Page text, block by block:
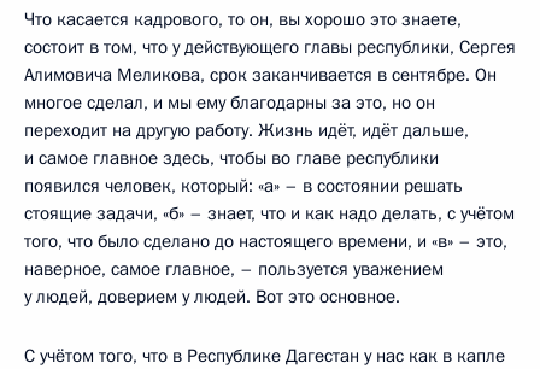
Что касается кадрового, то он, вы хорошо это знаете,
состоит в том, что у действующего главы республики, Сергея
Алимовича Меликова, срок заканчивается в сентябре. Он
многое сделал, и мы ему благодарны за это, но он
переходит на другую работу. Жизнь идёт, идёт дальше,
и самое главное здесь, чтобы во главе республики
появился человек, который: «а» – в состоянии решать
стоящие задачи, «б» – знает, что и как надо делать, с учётом
того, что было сделано до настоящего времени, и «в» – это,
наверное, самое главное, – пользуется уважением
у людей, доверием у людей. Вот это основное.
С учётом того, что в Республике Дагестан у нас как в капле